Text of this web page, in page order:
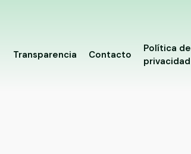
Transparencia Contacto
Política de
privacidad